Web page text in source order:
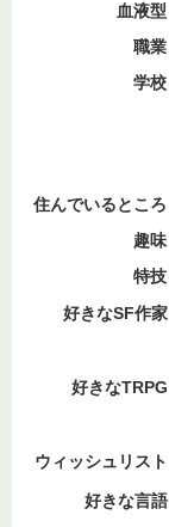
血液型
職業
学校
住んでいるところ
趣味
特技
好きなSF作家
好きなTRPG
ウィッシュリスト
好きな言語